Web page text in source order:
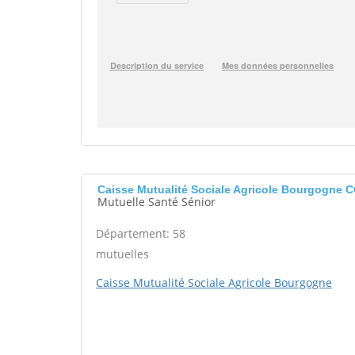
Caisse Mutualité Sociale Agricole Bourgogne
Mutuelle Santé Sénior
Département: 58
mutuelles
Caisse Mutualité Sociale Agricole Bourgogne